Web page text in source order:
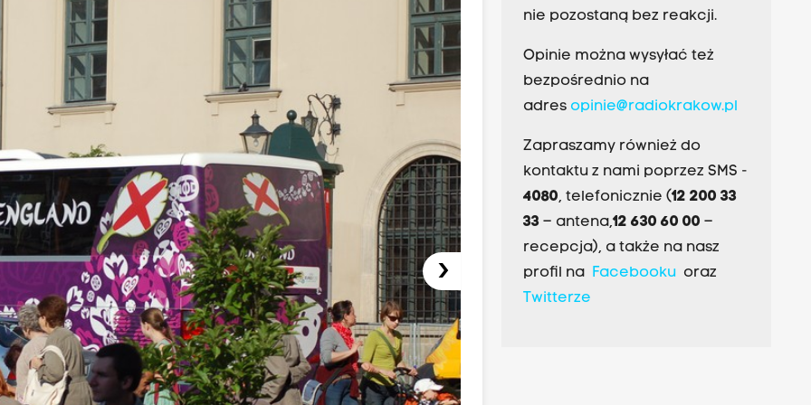
›
nie pozostaną bez reakcji.
Opinie można wysyłać też
bezpośrednio na
adres opinie@radiokrakow.pl
Zapraszamy również do
kontaktu z nami poprzez SMS -
4080, telefonicznie (12 200 33
33– antena,12 630 60 00 –
recepcja), a także na nasz
profil na Facebookuoraz
Twitterze